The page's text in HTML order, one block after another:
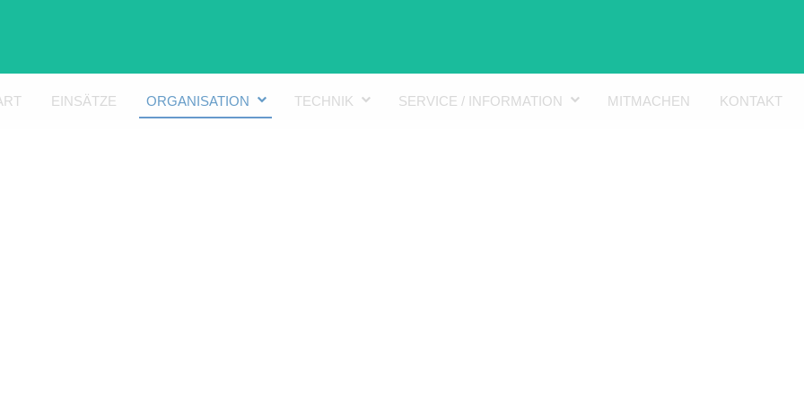
EINSÄTZE ORGANISATION TECHNIK SERVICE / INFORMATION MITMACHEN KONTAKT